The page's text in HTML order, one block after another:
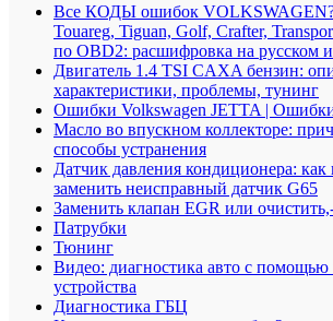
Все КОДЫ ошибок VOLKSWAGEN?
Touareg, Tiguan, Golf, Crafter,
по OBD2: расшифровка на русском
Двигатель 1.4 TSI CAXA бензин:
характеристики, проблемы, тунинг
Ошибки Volkswagen JETTA |
Масло во впускном коллекторе:
способы устранения
Датчик давления кондиционера: как
заменить неисправный датчик G65
Заменить клапан EGR или
Патрубки
Тюнинг
Видео: диагностика авто с
устройства
Диагностика ГБЦ